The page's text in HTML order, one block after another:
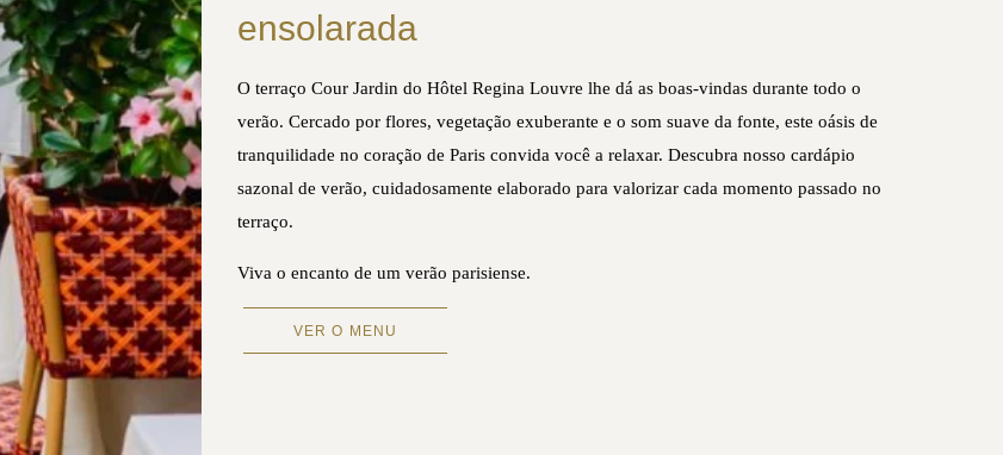
ensolarada
O terraço Cour Jardin do Hôtel Regina Louvre lhe dá as boas-vindas durante todo o
verão. Cercado por flores, vegetação exuberante e o som suave da fonte, este oásis de
tranquilidade no coração de Paris convida você a relaxar. Descubra nosso cardápio
sazonal de verão, cuidadosamente elaborado para valorizar cada momento passado no
terraço.
Viva o encanto de um verão parisiense.
VER O MENU